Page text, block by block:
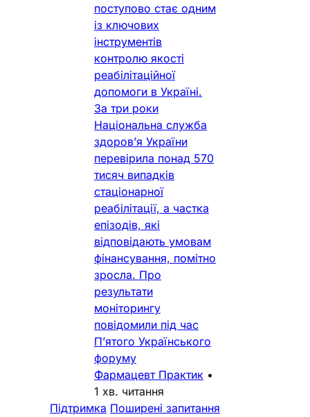
поступово стає одним
із ключових
інструментів
контролю якості
реабілітаційної
допомоги в Україні.
За три роки
Національна служба
здоров’я України
перевірила понад 570
тисяч випадків
стаціонарної
реабілітації, а частка
епізодів, які
відповідають умовам
фінансування, помітно
зросла. Про
результати
моніторингу
повідомили під час
П’ятого Українського
форуму
Фармацевт Практик •
1 хв. читання
Підтримка Поширені запитання